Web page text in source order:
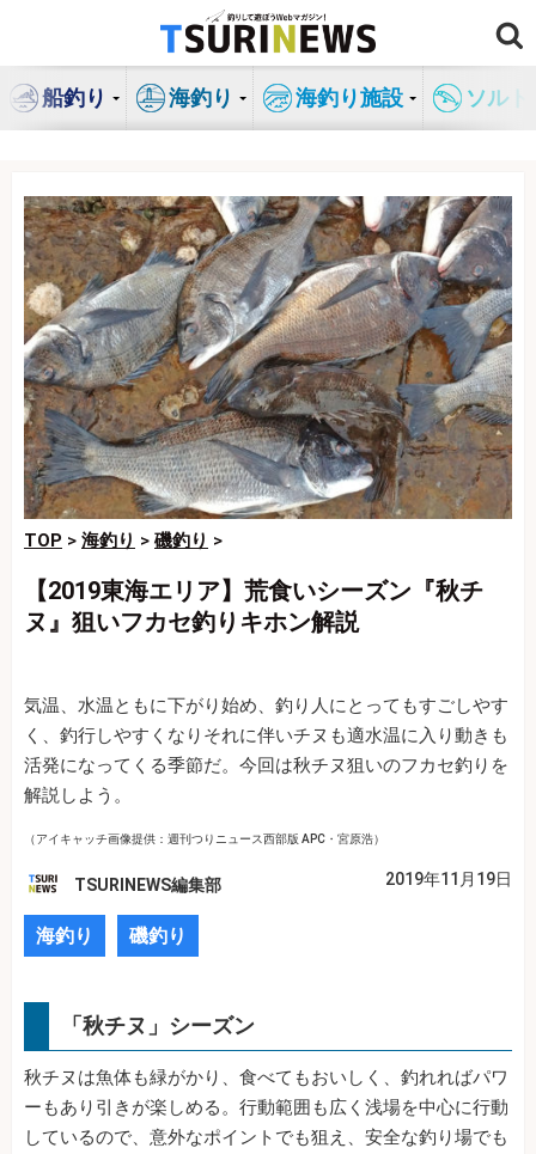
ン
船釣り 海釣り 海釣り施設 ソル
TOP > 海釣り > 磯釣り >
【2019東海エリア】荒食いシーズン『秋チ
ヌ』狙いフカセ釣りキホン解説
気温、水温ともに下がり始め、釣り人にとってもすごしやす
く、釣行しやすくなりそれに伴いチヌも適水温に入り動きも
活発になってくる季節だ。今回は秋チヌ狙いのフカセ釣りを
解説しよう。
（アイキャッチ画像提供：週刊つりニュース西部版 APC・宮原浩）
TSURINEWS編集部 2019年11月19日
海釣り 磯釣り
「秋チヌ」シーズン
秋チヌは魚体も緑がかり、食べてもおいしく、釣れればパワ
ーもあり引きが楽しめる。行動範囲も広く浅場を中心に行動
しているので、意外なポイントでも狙え、安全な釣り場でも